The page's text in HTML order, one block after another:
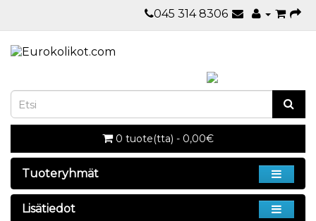
045 314 8306
0 tuote(tta) - 0,00€
Tuoteryhmät
Lisätiedot